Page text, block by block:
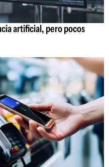
artificial, pero pocos